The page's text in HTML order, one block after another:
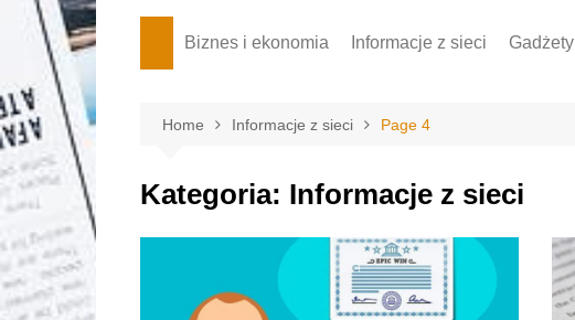
Biznes i ekonomia Informacje z sieci Gadżety
Home Informacje z sieci Page 4
Kategoria: Informacje z sieci